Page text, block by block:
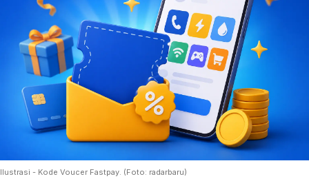
Ilustrasi - Kode Voucer Fastpay. (Foto: radarbaru)